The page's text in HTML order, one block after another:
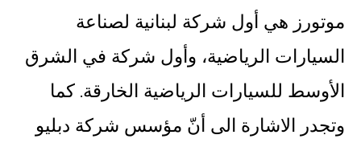
موتورز هي أول شركة لبنانية لصناعة
السيارات الرياضية، وأول شركة في الشرق
الأوسط للسيارات الرياضية الخارقة. كما
وتجدر الاشارة الى أنّ مؤسس شركة دبليو